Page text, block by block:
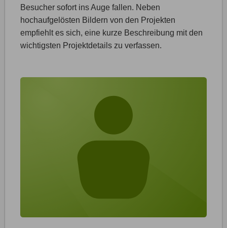
Besucher sofort ins Auge fallen. Neben
hochaufgelösten Bildern von den Projekten
empfiehlt es sich, eine kurze Beschreibung mit den
wichtigsten Projektdetails zu verfassen.